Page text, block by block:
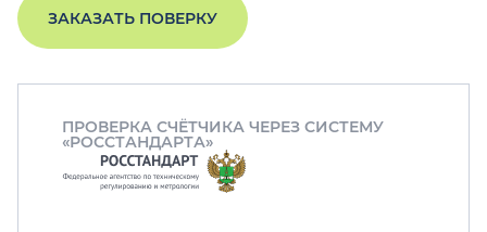
ЗАКАЗАТЬ ПОВЕРКУ
ПРОВЕРКА СЧЁТЧИКА ЧЕРЕЗ СИСТЕМУ
«РОССТАНДАРТА»